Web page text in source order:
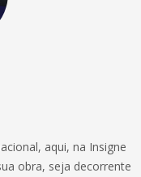
aqui, na Insigne
obra, seja decorrente